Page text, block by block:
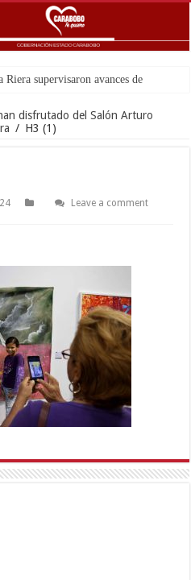
disfrutado del Salón Arturo
/ H3 (1)
Leave a comment